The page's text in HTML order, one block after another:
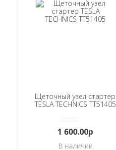
Щеточный узел стартер
TESLA TECHNICS TT51405
1 600.00р
В наличии